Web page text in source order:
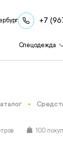
+7
Спецодежда
100